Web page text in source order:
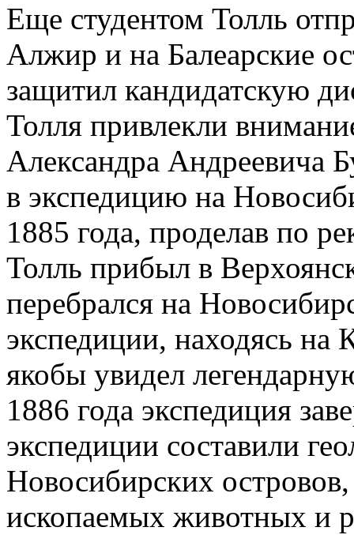
Еще студентом Толль
Алжир и на Балеарские
защитил кандидатскую
Толля привлекли
Александра Андреевича
в экспедицию на
1885 года, проделав по
Толль прибыл в
перебрался на
экспедиции, находясь на
якобы увидел
1886 года экспедиция
экспедиции составили
Новосибирских
ископаемых животных и